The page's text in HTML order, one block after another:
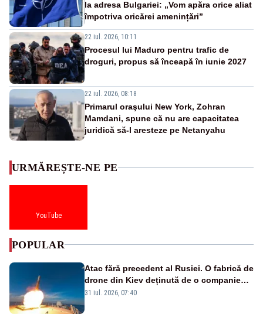
la adresa Bulgariei: „Vom apăra orice aliat
împotriva oricărei amenințări”
22 iul. 2026, 10:11
Procesul lui Maduro pentru trafic de
droguri, propus să înceapă în iunie 2027
22 iul. 2026, 08:18
Primarul oraşului New York, Zohran
Mamdani, spune că nu are capacitatea
juridică să-l aresteze pe Netanyahu
URMĂREȘTE-NE PE
YouTube
POPULAR
Atac fără precedent al Rusiei. O fabrică de
drone din Kiev deținută de o companie
americană, distrusă de o rachetă
31 iul. 2026, 07:40